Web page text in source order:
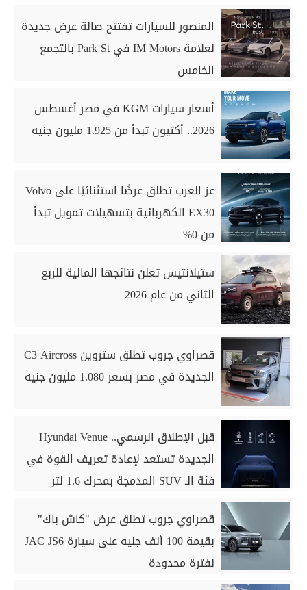
المنصور للسيارات تفتتح صالة عرض جديدة
لعلامة IM Motors في Park St بالتجمع
الخامس
أسعار سيارات KGM في مصر أغسطس
2026.. أكتيون تبدأ من 1.925 مليون جنيه
عز العرب تطلق عرضًا استثنائيًا على Volvo
EX30 الكهربائية بتسهيلات تمويل تبدأ
من 0%
ستيلانتيس تعلن نتائجها المالية للربع
الثاني من عام 2026
قصراوي جروب تطلق ستروين C3 Aircross
الجديدة في مصر بسعر 1.080 مليون جنيه
قبل الإطلاق الرسمي.. Hyundai Venue
الجديدة تستعد لإعادة تعريف القوة في
فئة الـ SUV المدمجة بمحرك 1.6 لتر
قصراوي جروب تطلق عرض "كاش باك"
بقيمة 100 ألف جنيه على سيارة JAC JS6
لفترة محدودة